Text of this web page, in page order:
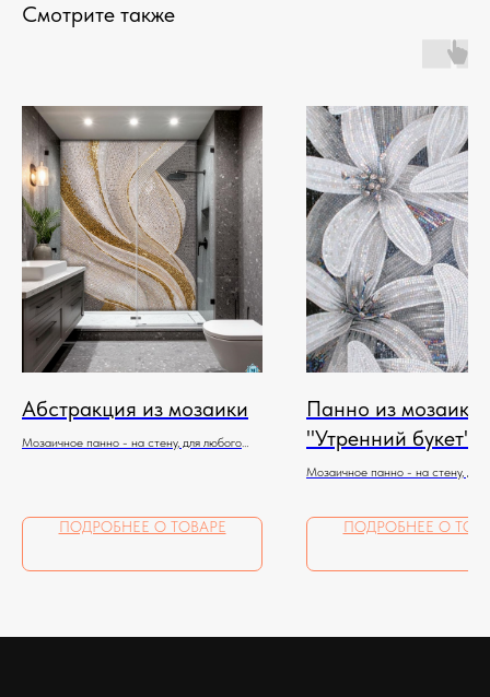
Смотрите также
Абстракция из мозаики
Мозаичное панно - на стену, для любого
ПОДРОБНЕЕ О ТОВАРЕ
Панно из мозаики
"Утренний букет"
Мозаичное панно - на стену, для
ПОДРОБНЕЕ О